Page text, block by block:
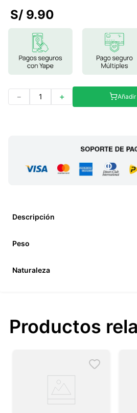
magnesio
9.
stevia
S/ 9.90
＋
－
Descripción
Peso
Naturaleza
Productos